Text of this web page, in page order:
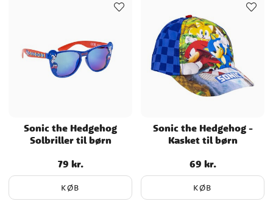
Sonic the Hedgehog
Solbriller til børn
Pris: 79 kr.
79 kr.
KØB
Sonic the Hedgehog -
Kasket til børn
Pris: 69 kr.
69 kr.
KØB